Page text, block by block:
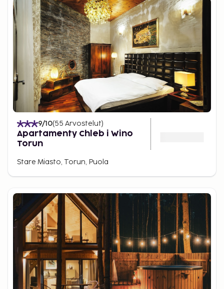
9/10(55 Arvostelut)
Apartamenty Chleb i Wino
Torun
Stare Miasto, Torun, Puola